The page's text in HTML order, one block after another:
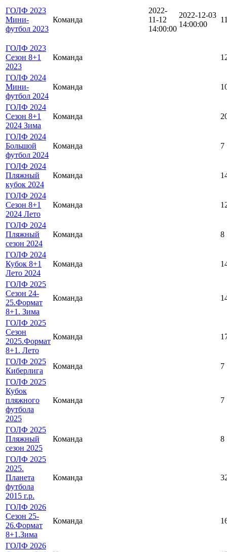
ГОЛФ 2023
Мини-
футбол 2023
Команда
2022-
11-12
14:00:00
2022-12-03
14:00:00
ГОЛФ 2023
Сезон 8+1
2023
Команда
ГОЛФ 2024
Мини-
футбол 2024
Команда
ГОЛФ 2024
Сезон 8+1
2024 Зима
Команда
ГОЛФ 2024
Большой
футбол 2024
Команда 7
ГОЛФ 2024
Пляжный
кубок 2024
Команда
ГОЛФ 2024
Сезон 8+1
2024 Лето
Команда
ГОЛФ 2024
Пляжный
сезон 2024
Команда 8
ГОЛФ 2024
Кубок 8+1
Лето 2024
Команда
ГОЛФ 2025
Сезон 24-
25.Формат
8+1. Зима
Команда
ГОЛФ 2025
Сезон
2025.Формат
8+1. Лето
Команда
ГОЛФ 2025
Киберлига
Команда
7
ГОЛФ 2025
Кубок
пляжного
футбола
2025
Команда 7
ГОЛФ 2025
Пляжный
сезон 2025
Команда 8
ГОЛФ 2025
2025.
Планета
футбола
2015 г.р.
Команда
ГОЛФ 2026
Сезон 25-
26.Формат
8+1.Зима
Команда
ГОЛФ 2026